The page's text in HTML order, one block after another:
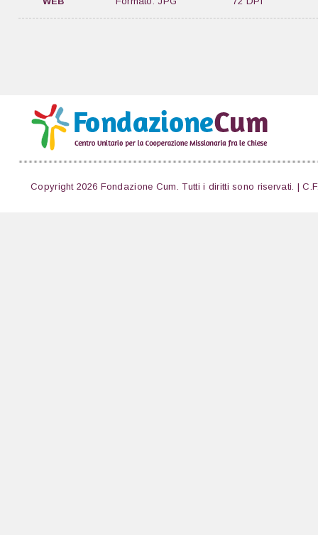
Copyright 2026 Fondazione Cum. Tutti i diritti sono riservati. |